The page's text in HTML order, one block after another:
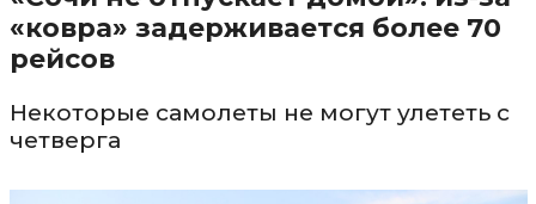
«ковра» задерживается более 70
рейсов
Некоторые самолеты не могут улететь с
четверга